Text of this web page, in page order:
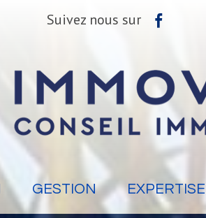
Suivez nous sur
GESTION EXPERTISE